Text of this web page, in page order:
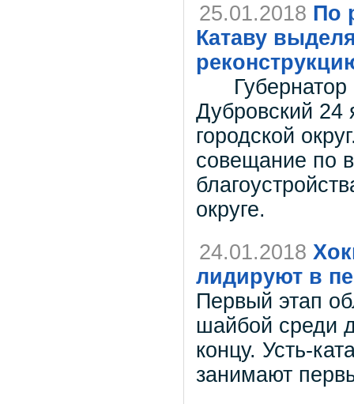
25.01.2018 По
Катаву
Губернатор
Дубровский 24
городской
совещание по
округе.
24.01.2018
лидируют в
Первый этап
шайбой среди
концу. Усть-
занимают